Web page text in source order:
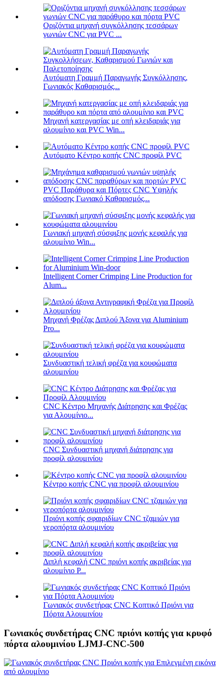
Οριζόντια μηχανή συγκόλλησης τεσσάρων
γωνιών CNC για PVC ...
Αυτόματη Γραμμή Παραγωγής Συγκόλλησης,
Γωνιακός Καθαρισμός...
Μηχανή κατεργασίας με οπή κλειδαριάς για
αλουμίνιο και PVC Win...
Αυτόματο Κέντρο κοπής CNC προφίλ PVC
PVC Παράθυρα και Πόρτες CNC Υψηλής
απόδοσης Γωνιακό Καθαρισμός...
Γωνιακή μηχανή σύσφιξης μονής κεφαλής για
αλουμίνιο Win...
Intelligent Corner Crimping Line Production for
Alum...
Μηχανή Φρέζας Διπλού Άξονα για Aluminium
Pro...
Συνδυαστική τελική φρέζα για κουφώματα
αλουμινίου
CNC Κέντρο Μηχανής Διάτρησης και Φρέζας
για Αλουμίνιο...
CNC Συνδυαστική μηχανή διάτρησης για
προφίλ αλουμινίου
Κέντρο κοπής CNC για προφίλ αλουμινίου
Πριόνι κοπής σφαιριδίων CNC τζαμιών για
νεροπόρτα αλουμινίου
Διπλή κεφαλή CNC πριόνι κοπής ακριβείας για
αλουμίνιο P...
Γωνιακός συνδετήρας CNC Κοπτικό Πριόνι για
Πόρτα Αλουμινίου
Γωνιακός συνδετήρας CNC πριόνι κοπής για κρυφό
πόρτα αλουμινίου LJMJ-CNC-500